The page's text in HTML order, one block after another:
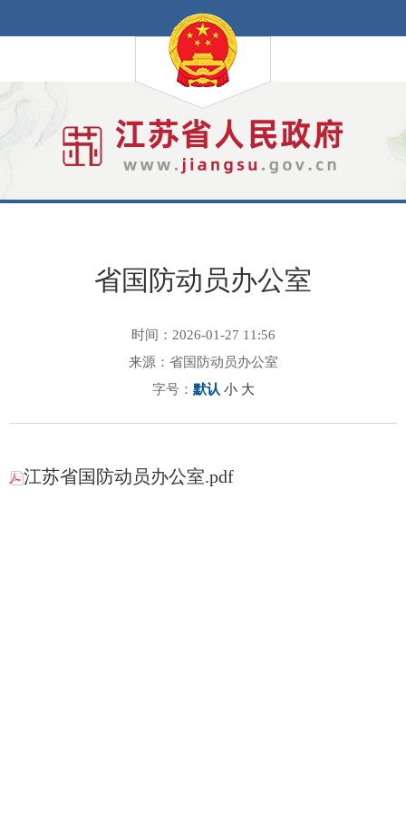
省国防动员办公室
时间：2026-01-27 11:56
来源：省国防动员办公室
字号： 默认 小 大
江苏省国防动员办公室.pdf